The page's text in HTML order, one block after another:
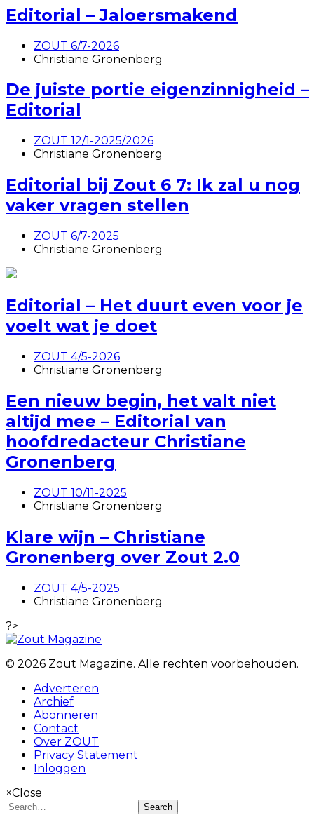
Editorial – Jaloersmakend
ZOUT 6/7-2026
Christiane Gronenberg
De juiste portie eigenzinnigheid –
Editorial
ZOUT 12/1-2025/2026
Christiane Gronenberg
Editorial bij Zout 6 7: Ik zal u nog
vaker vragen stellen
ZOUT 6/7-2025
Christiane Gronenberg
Editorial – Het duurt even voor je
voelt wat je doet
ZOUT 4/5-2026
Christiane Gronenberg
Een nieuw begin, het valt niet
altijd mee – Editorial van
hoofdredacteur Christiane
Gronenberg
ZOUT 10/11-2025
Christiane Gronenberg
Klare wijn – Christiane
Gronenberg over Zout 2.0
ZOUT 4/5-2025
Christiane Gronenberg
?>
© 2026 Zout Magazine. Alle rechten voorbehouden.
Adverteren
Archief
Abonneren
Contact
Over ZOUT
Privacy Statement
Inloggen
×Close
Search